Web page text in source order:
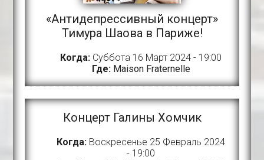
«Антидепрессивный концерт»
Тимура Шаова в Париже!
Когда: Суббота 16 Март 2024 - 19:00
Где: Maison Fraternelle
Концерт Галины Хомчик
Когда: Воскресенье 25 Февраль 2024
- 19:00